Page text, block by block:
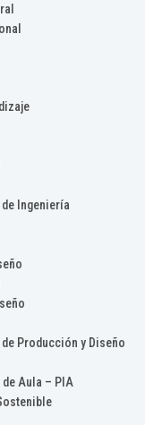
Ingeniería
Producción y Diseño
Aula – PIA